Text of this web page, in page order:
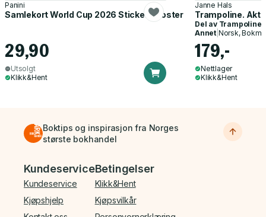
Panini
Samlekort World Cup 2026 Sticker Booster
29,90
Utsolgt
Klikk&Hent
Janne Hals
Trampoline.
Del av Trampoline
Annet| Norsk,
179,-
Nettlager
Klikk&Hent
Boktips og inspirasjon fra Norges
største bokhandel
Bunnmeny
Kundeservice
Kundeservice
Kjøpshjelp
Betingelser
Klikk&Hent
Kjøpsvilkår